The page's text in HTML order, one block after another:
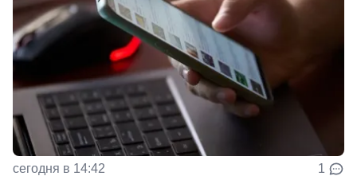
сегодня в 14:42 1